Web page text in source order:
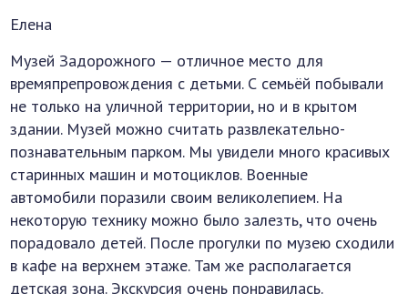
Елена
Музей Задорожного — отличное место для
времяпрепровождения с детьми. С семьёй побывали
не только на уличной территории, но и в крытом
здании. Музей можно считать развлекательно-
познавательным парком. Мы увидели много красивых
старинных машин и мотоциклов. Военные
автомобили поразили своим великолепием. На
некоторую технику можно было залезть, что очень
порадовало детей. После прогулки по музею сходили
в кафе на верхнем этаже. Там же располагается
детская зона. Экскурсия очень понравилась.